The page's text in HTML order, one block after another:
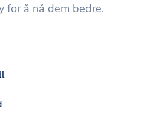
for å nå dem bedre.